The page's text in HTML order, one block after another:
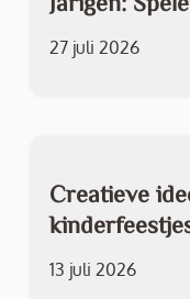
27 juli 2026
Creatieve
13 juli 2026